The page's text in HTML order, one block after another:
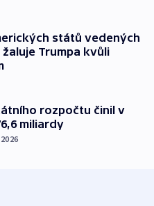
států vedených
Trumpa kvůli
rozpočtu činil v
miliardy